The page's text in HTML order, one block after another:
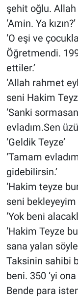
şehit oğlu. Allah
‘Amin. Ya kızın?’
‘O eşi ve
Öğretmendi.
ettiler.’
‘Allah rahmet
seni Hakim
‘Sanki
evladım.Sen
‘Geldik Teyze’
‘Tamam
gidebilirsin.’
‘Hakim teyze
seni bekleyeyim
‘Yok beni
‘Hakim Teyze
sana yalan
Taksinin sahibi
beni. 350 ‘yi
Bende para